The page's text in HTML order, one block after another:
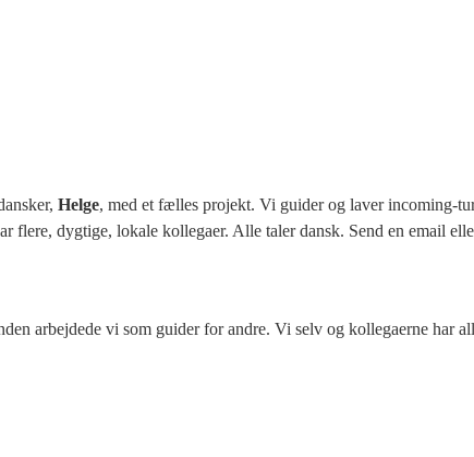
Helge, med et fælles projekt. Vi guider og laver incoming-
dygtige, lokale kollegaer. Alle taler dansk. Send en email
arbejdede vi som guider for andre. Vi selv og kollegaerne har